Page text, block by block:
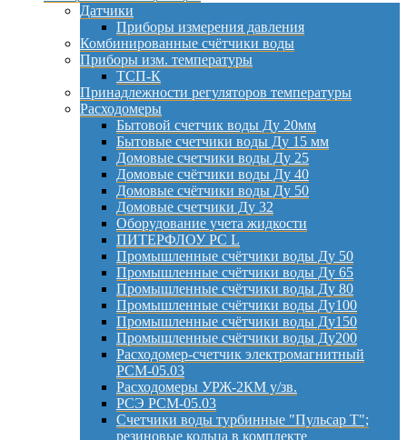
Датчики
Приборы измерения давления
Комбинированные счётчики воды
Приборы изм. температуры
ТСП-К
Принадлежности регуляторов температуры
Расходомеры
Бытовой счетчик воды Ду 20мм
Бытовые счетчики воды Ду 15 мм
Домовые счетчики воды Ду 25
Домовые счётчики воды Ду 40
Домовые счётчики воды Ду 50
Домовые счетчики Ду 32
Оборудование учета жидкости
ПИТЕРФЛОУ РС L
Промышленные счётчики воды Ду 50
Промышленные счётчики воды Ду 65
Промышленные счётчики воды Ду 80
Промышленные счётчики воды Ду100
Промышленные счётчики воды Ду150
Промышленные счётчики воды Ду200
Расходомер-счетчик электромагнитный
РСМ-05.03
Расходомеры УРЖ-2КМ у/зв.
РСЭ РСМ-05.03
Счетчики воды турбинные "Пульсар Т";
резиновые кольца в комплекте